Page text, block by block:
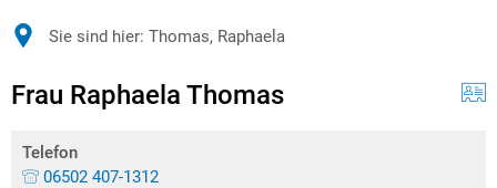
Sie sind hier: Thomas, Raphaela
Frau Raphaela Thomas
Telefon
06502 407-1312